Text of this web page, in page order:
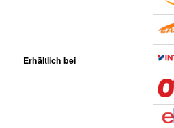
Erhältlich bei